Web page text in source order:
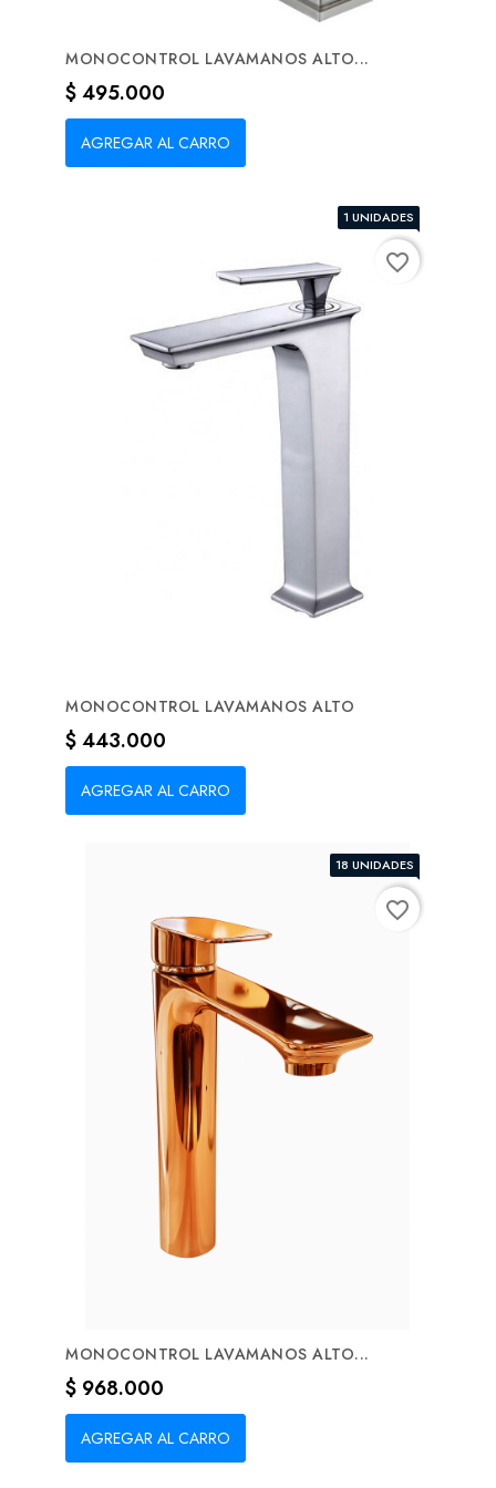
MONOCONTROL LAVAMANOS ALTO...
Precio
$ 495.000
AGREGAR AL CARRO
1 UNIDADES
MONOCONTROL LAVAMANOS ALTO
Precio
$ 443.000
AGREGAR AL CARRO
favorite_border
18 UNIDADES
MONOCONTROL LAVAMANOS ALTO...
Precio
$ 968.000
AGREGAR AL CARRO
favorite_border